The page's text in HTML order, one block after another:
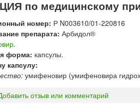
по медицинскому
номер: Р N003610/01-220816
препарата: Арбидол®
.
форма: капсулы.
капсулу:
умифеновир (умифеновира
отзыв или комментарий